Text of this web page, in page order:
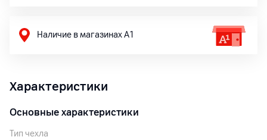
Наличие в магазинах А1
Характеристики
Основные характеристики
Тип чехла